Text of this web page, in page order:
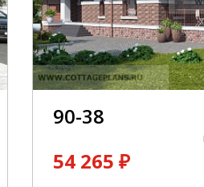
90-38
54 265 ₽